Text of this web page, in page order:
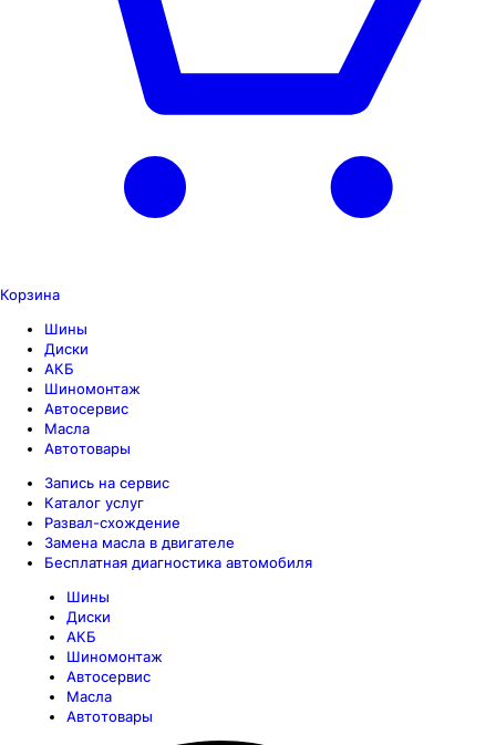
Корзина
Шины
Диски
АКБ
Шиномонтаж
Автосервис
Масла
Автотовары
Запись на сервис
Каталог услуг
Развал-схождение
Замена масла в двигателе
Бесплатная диагностика автомобиля
Шины
Диски
АКБ
Шиномонтаж
Автосервис
Масла
Автотовары